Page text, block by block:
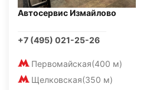
Автосервис Измайлово
+7 (495) 021-25-26
Первомайская(400 м)
Щелковская(350 м)